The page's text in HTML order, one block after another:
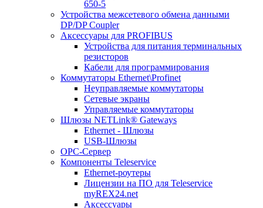
650-5
Устройства межсетевого обмена данными
DP/DP Coupler
Аксессуары для PROFIBUS
Устройства для питания терминальных
резисторов
Кабели для программирования
Коммутаторы Ethernet\Profinet
Неуправляемые коммутаторы
Сетевые экраны
Управляемые коммутаторы
Шлюзы NETLink® Gateways
Ethernet - Шлюзы
USB-Шлюзы
ОРС-Сервер
Компоненты Teleservice
Ethernet-роутеры
Лицензии на ПО для Teleservice
myREX24.net
Аксессуары